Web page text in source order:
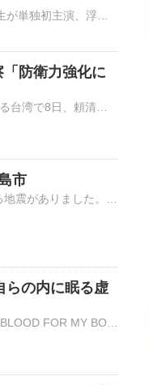
防衛力強化に
市
らの内に眠る虚